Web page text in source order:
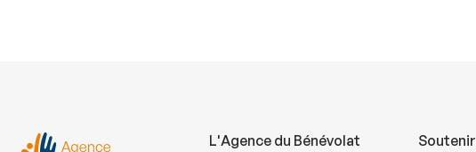
L'Agence du Bénévolat